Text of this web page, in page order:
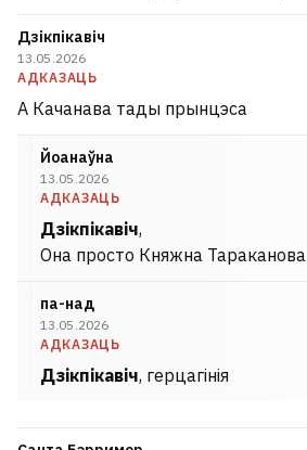
Дзікпікавіч
13.05.2026
АДКАЗАЦЬ
А Качанава тады прынцэса
Йоанаўна
13.05.2026
АДКАЗАЦЬ
Дзікпікавіч,
Она просто Княжна Тараканова
па-над
13.05.2026
АДКАЗАЦЬ
Дзікпікавіч, герцагінія